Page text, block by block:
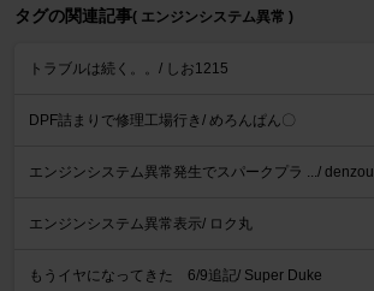
タグの関連記事( エンジンシステム異常 )
トラブルは続く。。/ しお1215
DPF詰まりで修理工場行き/ めろんぱん〇
エンジンシステム異常発生でスパークプラ .../ denzou
エンジンシステム異常表示/ ロク丸
もうイヤになってきた 6/9追記/ Super Duke